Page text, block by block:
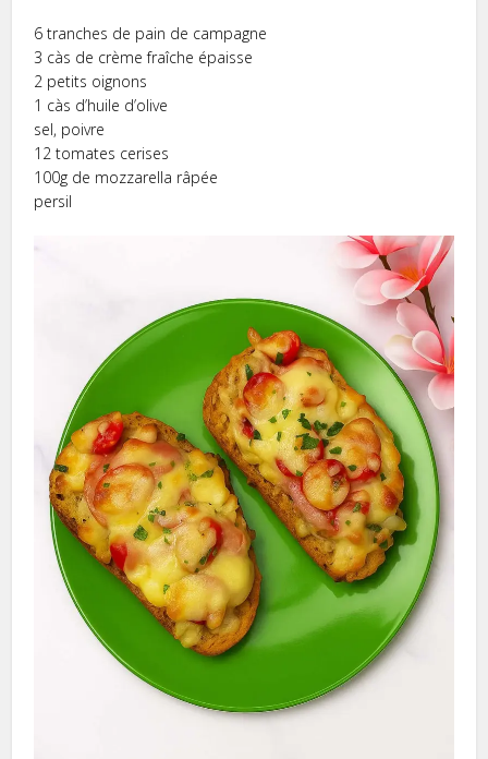
6 tranches de pain de campagne
3 càs de crème fraîche épaisse
2 petits oignons
1 càs d’huile d’olive
sel, poivre
12 tomates cerises
100g de mozzarella râpée
persil